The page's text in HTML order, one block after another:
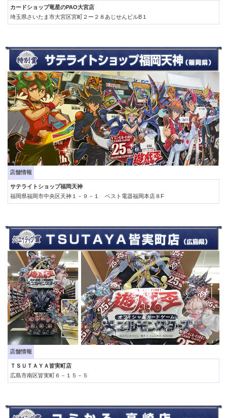
カードショップ竜星のPAO大宮店
埼玉県さいたま市大宮区宮町２ー２８あじせんビルB１
店舗情報
サテライトショップ福岡天神
福岡県福岡市中央区天神１－９－１ ベスト電器福岡本店８F
店舗情報
ＴＳＵＴＡＹＡ皆実町店
広島市南区皆実町６－１５－５